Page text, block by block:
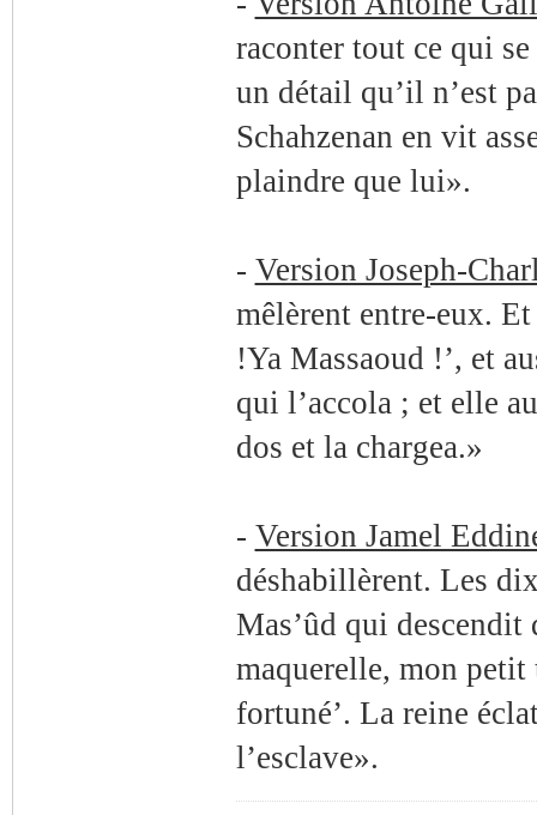
raconter tout ce qui se
un détail qu’il n’est
Schahzenan en vit
plaindre que lui».
- Version Joseph-
mêlèrent entre-eux.
!Ya Massaoud !’, et
qui l’accola ; et elle
dos et la chargea.»
- Version Jamel
déshabillèrent. Les
Mas’ûd qui descendit
maquerelle, mon petit
fortuné’. La reine
l’esclave».